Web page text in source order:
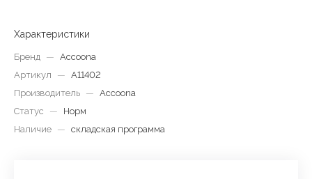
Характеристики
Бренд — Accoona
Артикул
— A11402
Производитель — Accoona
Статус
—
Норм
Наличие — складская программа